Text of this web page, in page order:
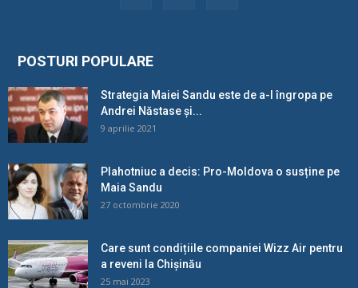
POSTURI POPULARE
Strategia Maiei Sandu este de a-l îngropa pe
Andrei Năstase și...
9 aprilie 2021
Plahotniuc a decis: Pro-Moldova o susține pe
Maia Sandu
27 octombrie 2020
Care sunt condițiile companiei Wizz Air pentru
a reveni la Chișinău
25 mai 2023